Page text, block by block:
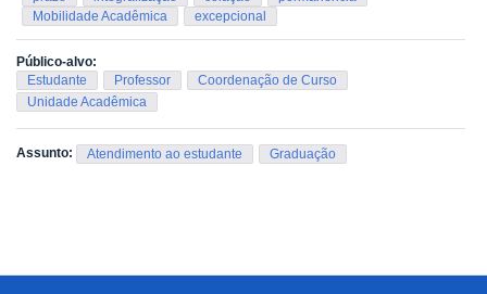
Mobilidade Acadêmica
excepcional
Público-alvo:
Estudante
Professor
Coordenação de Curso
Unidade Acadêmica
Assunto: Atendimento ao estudante Graduação